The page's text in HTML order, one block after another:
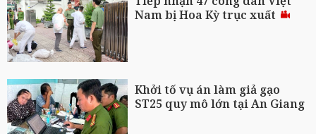
Nam bị Hoa Kỳ trục xuất
Khởi tố vụ án làm giả gạo
ST25 quy mô lớn tại An Giang